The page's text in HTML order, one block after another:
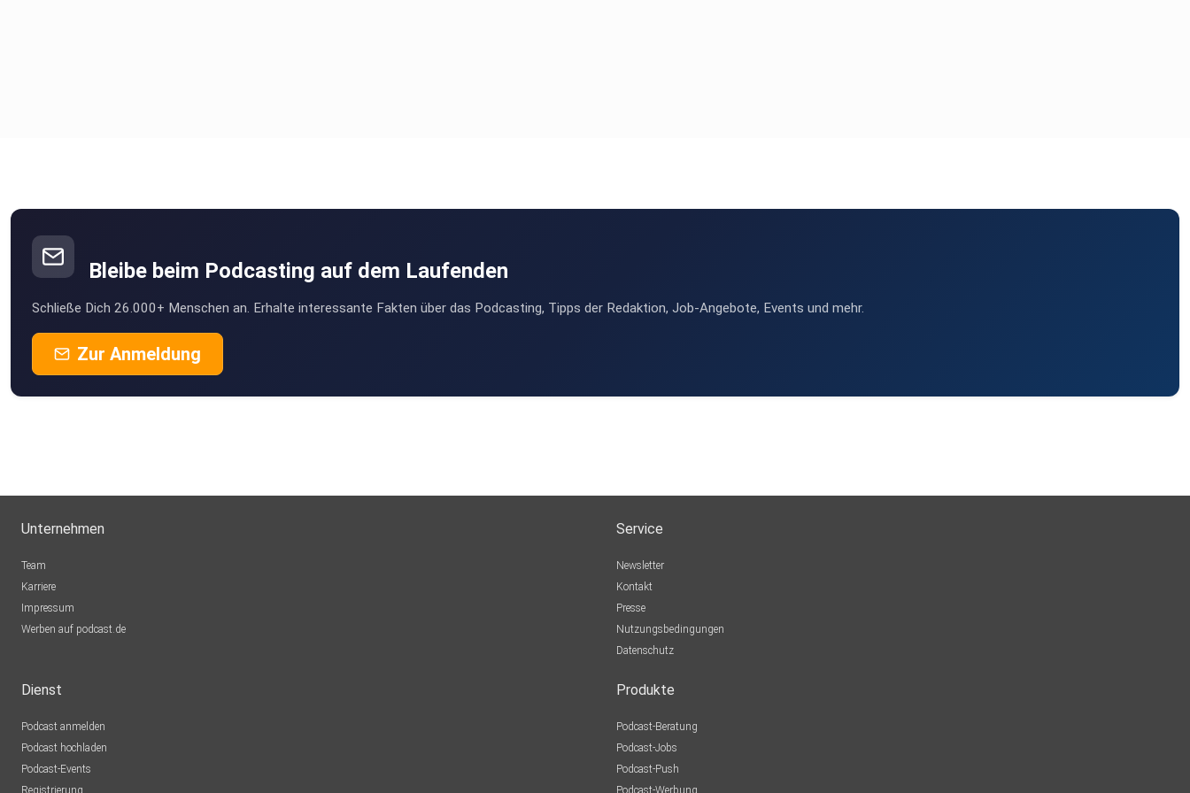
Bleibe beim Podcasting auf dem Laufenden
Schließe Dich 26.000+ Menschen an. Erhalte interessante Fakten über das Podcasting, Tipps der Redaktion, Job-Angebote, Events und mehr.
Zur Anmeldung
Unternehmen
Team
Karriere
Impressum
Werben auf podcast.de
Service
Newsletter
Kontakt
Presse
Nutzungsbedingungen
Datenschutz
Dienst
Podcast anmelden
Podcast hochladen
Podcast-Events
Registrierung
Produkte
Podcast-Beratung
Podcast-Jobs
Podcast-Push
Podcast-Werbung